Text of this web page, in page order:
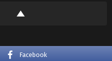
Facebook